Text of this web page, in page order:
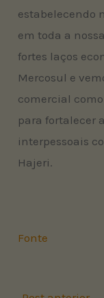
estabelecendo
em toda a
fortes laços
Mercosul e
comercial
para fortalecer
interpessoais
Hajeri.
Fonte